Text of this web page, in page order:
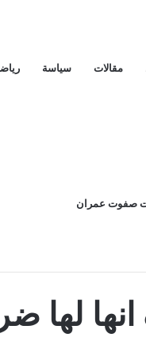
مقالات سياسة
صفوت عمران
لها